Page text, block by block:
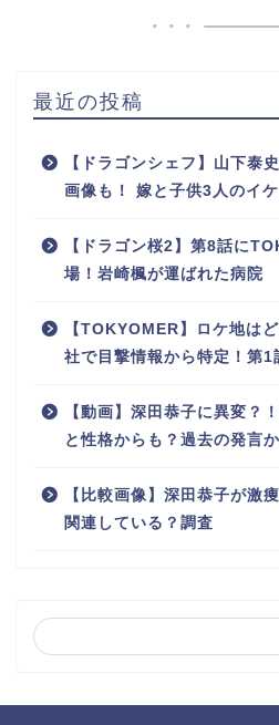
最近の投稿
【ドラゴンシェフ】山下泰
画像も！ 嫁と子供3人のイ
【ドラゴン桜2】第8話に
場！岩崎楓が運ばれた病院
【TOKYOMER】ロケ地は
社で目撃情報から特定！第1
【動画】深田恭子に異変？
と性格からも？過去の発言
【比較画像】深田恭子が激
関連している？調査